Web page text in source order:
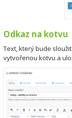
Odkaz na kotvu
Text, který bude
vytvořenou kotvu a